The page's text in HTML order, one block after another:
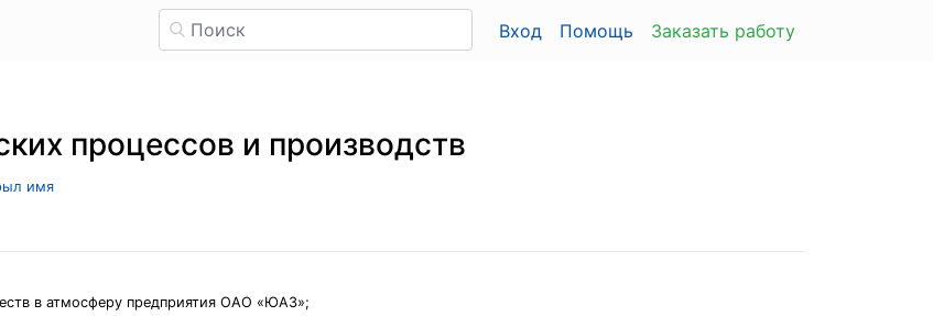
Вход Помощь Заказать работу
процессов и производств
имя
в атмосферу предприятия ОАО «ЮАЗ»;